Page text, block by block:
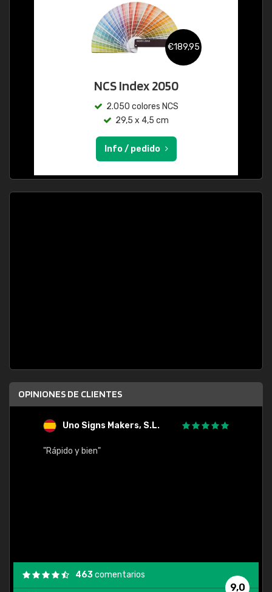
€189,95
NCS Index 2050
2.050 colores NCS
29,5 x 4,5 cm
Info / pedido
OPINIONES DE CLIENTES
Uno Signs Makers, S.L.
"Rápido y bien"
9,0
463comentarios